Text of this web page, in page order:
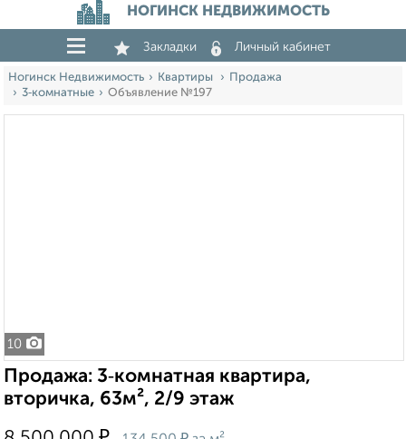
НОГИНСК НЕДВИЖИМОСТЬ
Закладки Личный кабинет
Ногинск Недвижимость Квартиры
Продажа
3‑комнатные
Объявление №197
10
Продажа: 3‑комнатная квартира,
вторичка, 63м², 2/9 этаж